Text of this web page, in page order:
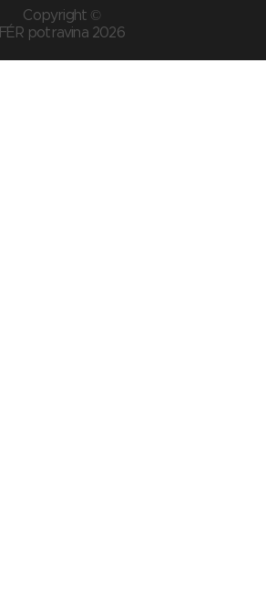
Copyright ©
FÉR potravina 2026